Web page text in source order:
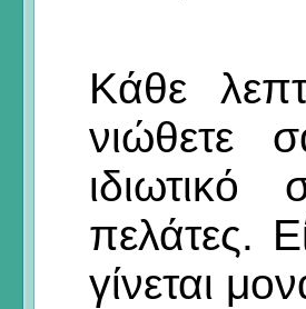
Κάθε
νιώθετε
πελάτες.
γίνεται